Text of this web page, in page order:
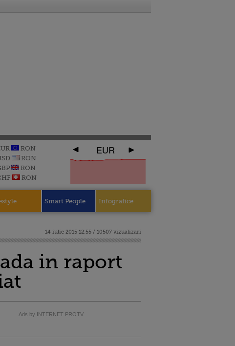
RON
RON
RON
RON
EUR
Smart People Infografice
14 iulie 2015 12:55 / 10507 vizualizari
in raport
Ads by INTERNET PROTV